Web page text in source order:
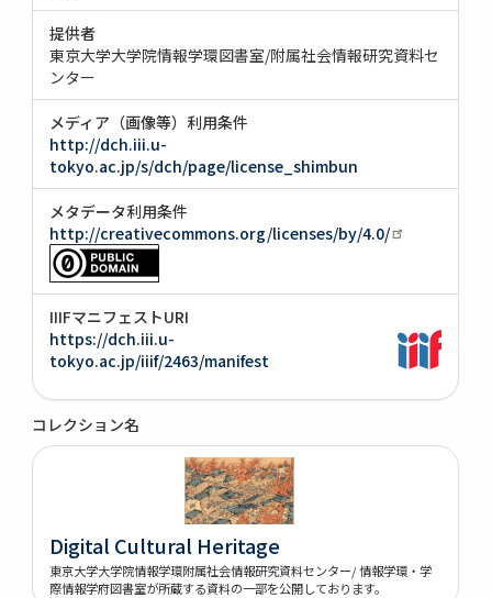
提供者
東京大学大学院情報学環図書室/附属社会情報研究資料セ
ンター
メディア（画像等）利用条件
http://dch.iii.u-
tokyo.ac.jp/s/dch/page/license_shimbun
メタデータ利用条件
http://creativecommons.org/licenses/by/4.0/
IIIFマニフェストURI
https://dch.iii.u-
tokyo.ac.jp/iiif/2463/manifest
コレクション名
Digital Cultural Heritage
東京大学大学院情報学環附属社会情報研究資料センター/ 情報学環・学
際情報学府図書室が所蔵する資料の一部を公開しております。